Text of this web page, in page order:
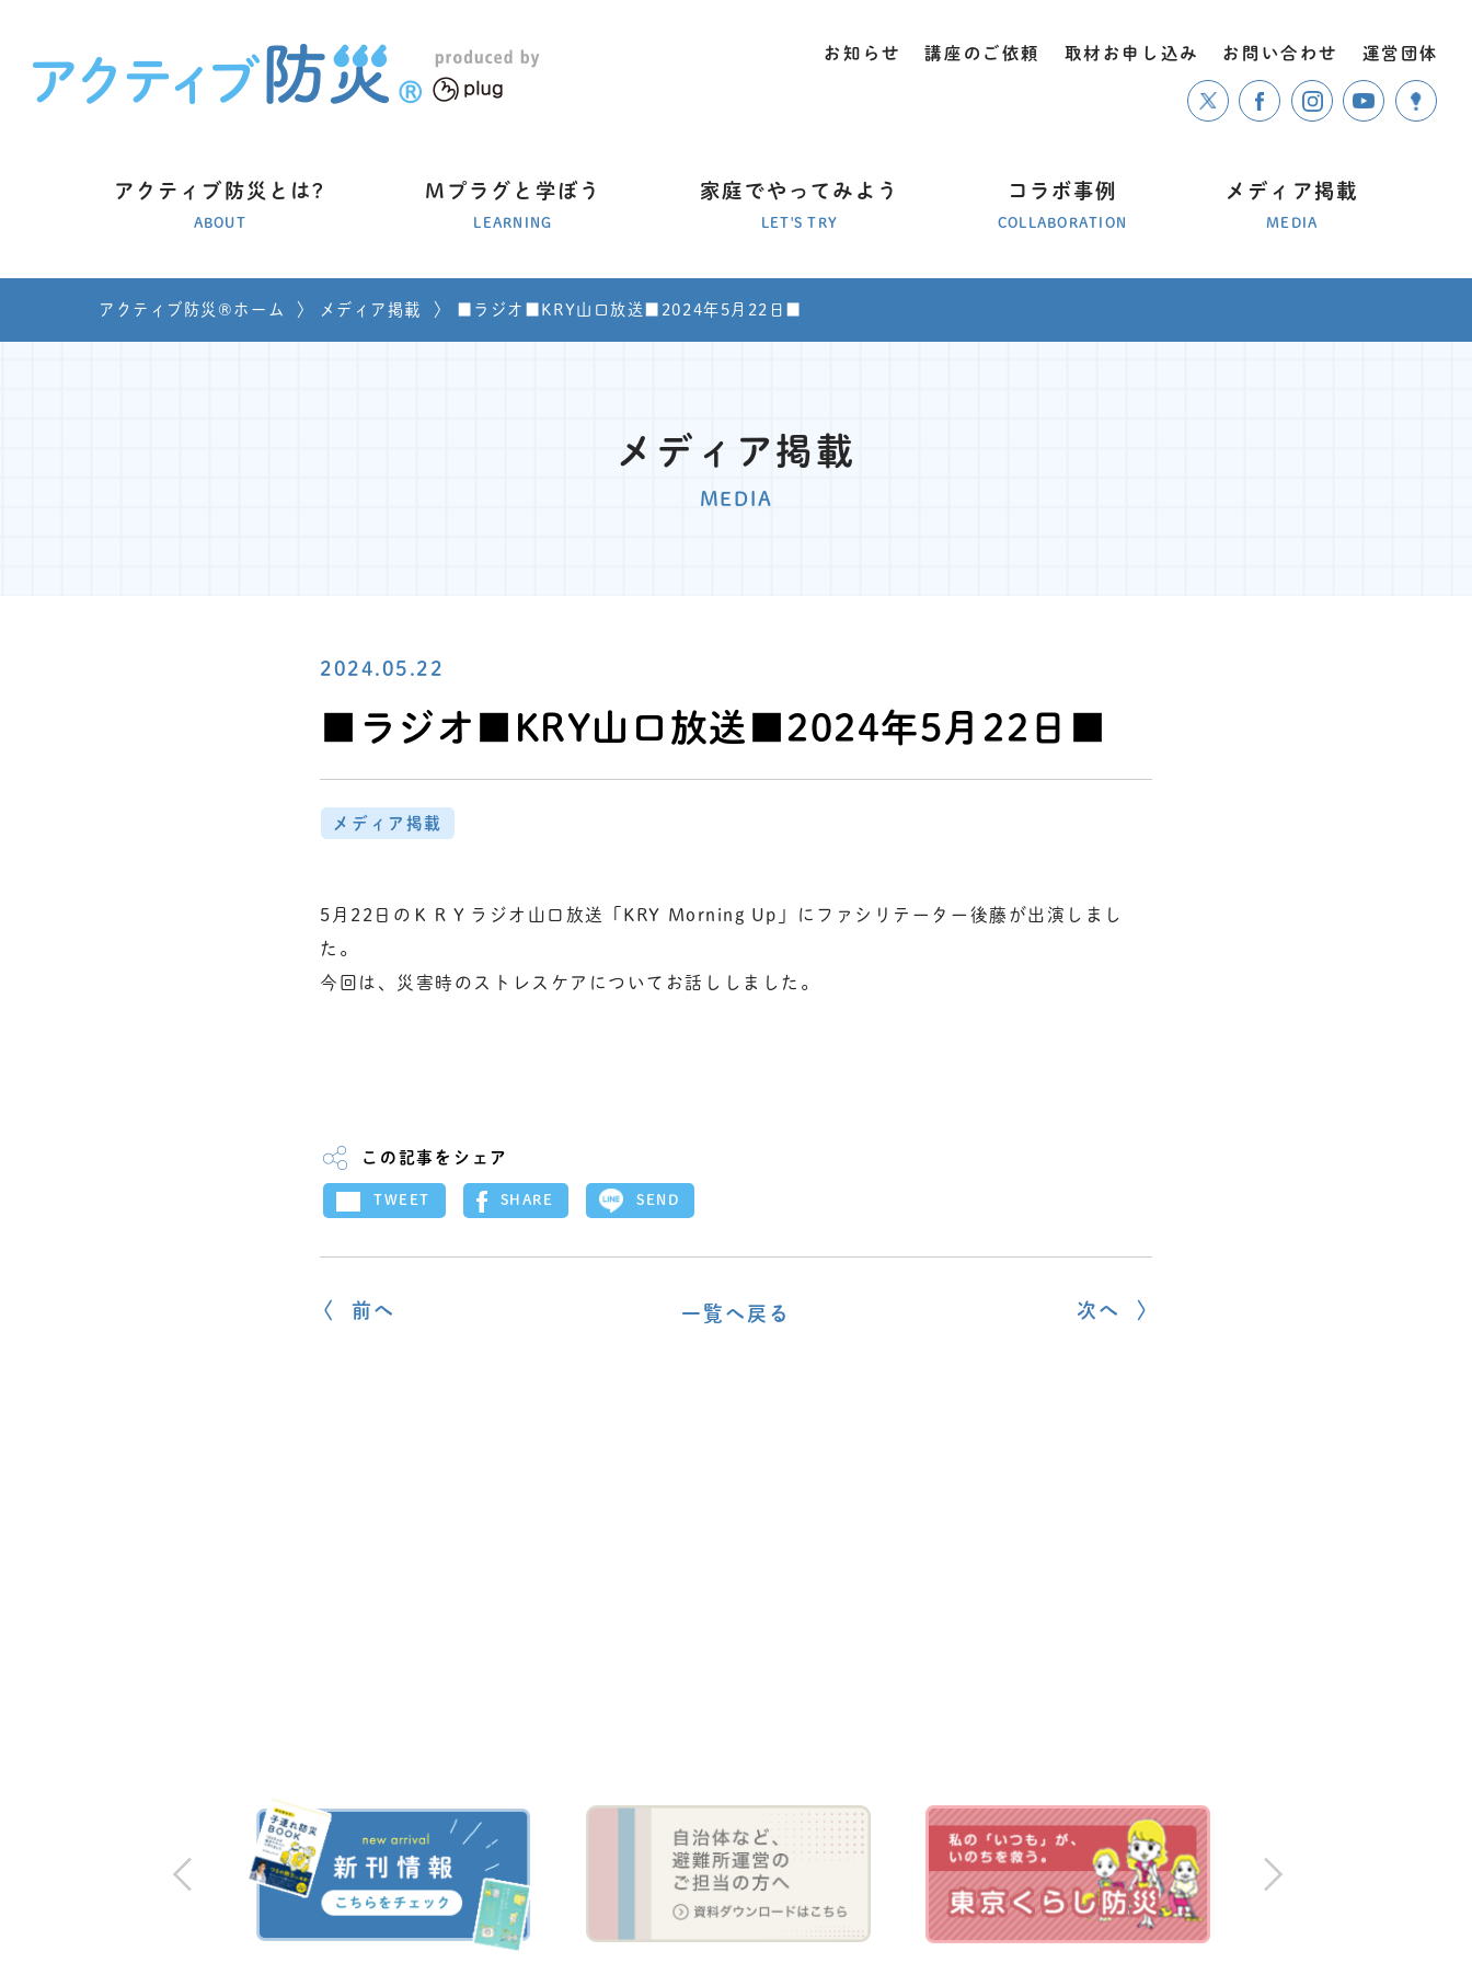
アクティブ防災とは?
ABOUT
Mプラグと学ぼう
LEARNING
家庭でやってみよう
LET'S TRY
コラボ事例
COLLABORATION
メディア掲載
MEDIA
お知らせ 講座のご依頼 取材お申し込み お問い合わせ 運営団体
アクティブ防災®ホーム 〉 メディア掲載 〉 ■ラジオ■KRY山口放送■2024年5月22日■
メディア掲載
MEDIA
2024.05.22
■ラジオ■KRY山口放送■2024年5月22日■
メディア掲載
5月22日のＫＲＹラジオ山口放送「KRY Morning Up」にファシリテーター後藤が出演しまし
た。
今回は、災害時のストレスケアについてお話ししました。
この記事をシェア
TWEET SHARE SEND
一覧へ戻る